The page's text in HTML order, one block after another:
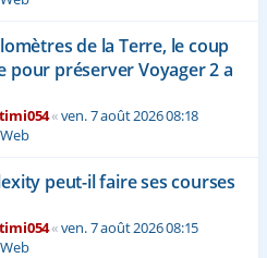
de la Terre, le coup
pour préserver Voyager 2 a
«ven. 7 août 2026 08:18
peut-il faire ses courses
«ven. 7 août 2026 08:15